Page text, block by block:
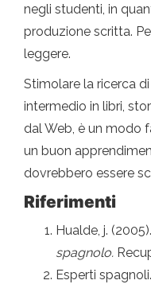
negli studenti, in
produzione scritta.
leggere.
Stimolare la ricerca
intermedio in libri,
dal Web, è un modo
un buon
dovrebbero essere
Riferimenti
Hualde, j. (2005).
spagnolo.
Esperti